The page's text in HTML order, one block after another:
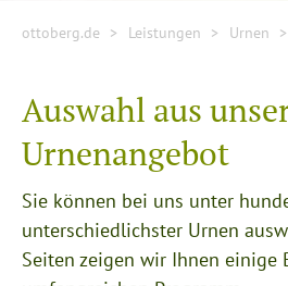
ottoberg.de Leistungen Urnen
Auswahl aus
Urnenangebot
Sie können bei uns unter
unterschiedlichster Urnen
Seiten zeigen wir Ihnen einige